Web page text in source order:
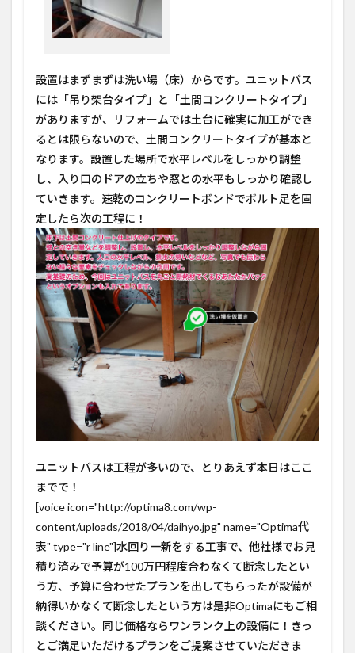
設置はまずまずは洗い場（床）からです。ユニットバス
には「吊り架台タイプ」と「土間コンクリートタイプ」
がありますが、リフォームでは土台に確実に加工ができ
るとは限らないので、土間コンクリートタイプが基本と
なります。設置した場所で水平レベルをしっかり調整
し、入り口のドアの立ちや窓との水平もしっかり確認し
ていきます。速乾のコンクリートボンドでボルト足を固
定したら次の工程に！
ユニットバスは工程が多いので、とりあえず本日はここ
までで！
[voice icon="http://optima8.com/wp-
content/uploads/2018/04/daihyo.jpg" name="Optima代
表" type="r line"]水回り一新をする工事で、他社様でお見
積り済みで予算が100万円程度合わなくて断念したとい
う方、予算に合わせたプランを出してもらったが設備が
納得いかなくて断念したという方は是非Optimaにもご相
談ください。同じ価格ならワンランク上の設備に！きっ
とご満足いただけるプランをご提案させていただきま